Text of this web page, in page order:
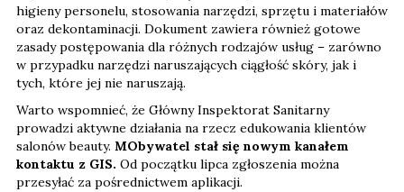
higieny personelu, stosowania narzędzi, sprzętu i materiałów
oraz dekontaminacji. Dokument zawiera również gotowe
zasady postępowania dla różnych rodzajów usług – zarówno
w przypadku narzędzi naruszających ciągłość skóry, jak i
tych, które jej nie naruszają.
Warto wspomnieć, że Główny Inspektorat Sanitarny
prowadzi aktywne działania na rzecz edukowania klientów
salonów beauty. MObywatel stał się nowym kanałem
kontaktu z GIS. Od początku lipca zgłoszenia można
przesyłać za pośrednictwem aplikacji.